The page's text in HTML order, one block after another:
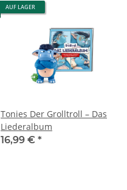
AUF LAGER
Tonies Der Grolltroll – Das
Liederalbum
16,99 € *